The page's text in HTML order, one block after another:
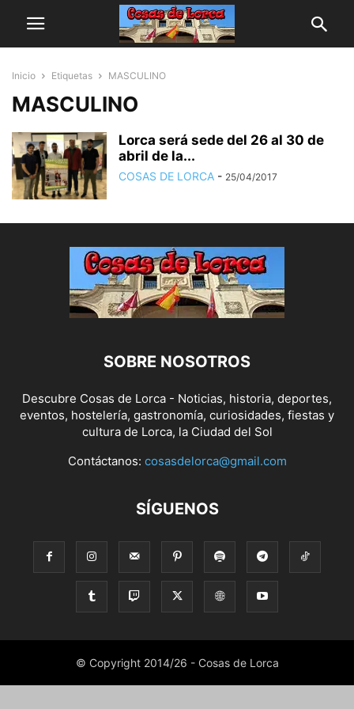
Inicio Etiquetas MASCULINO
MASCULINO
Lorca será sede del 26 al 30 de
abril de la...
COSAS DE LORCA - 25/04/2017
SOBRE NOSOTROS
Descubre Cosas de Lorca - Noticias, historia, deportes,
eventos, hostelería, gastronomía, curiosidades, fiestas y
cultura de Lorca, la Ciudad del Sol
Contáctanos: cosasdelorca@gmail.com
SÍGUENOS
© Copyright 2014/26 - Cosas de Lorca